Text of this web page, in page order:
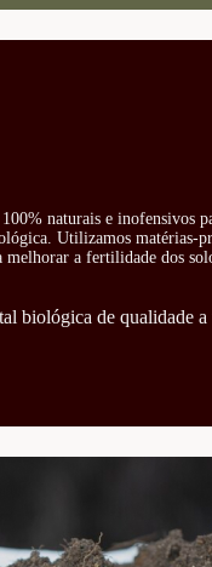
naturais e inofensivos
Utilizamos matérias-
melhorar a fertilidade dos
biológica de qualidade a